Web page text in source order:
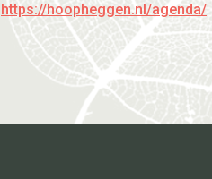
https://hoopheggen.nl/agenda/